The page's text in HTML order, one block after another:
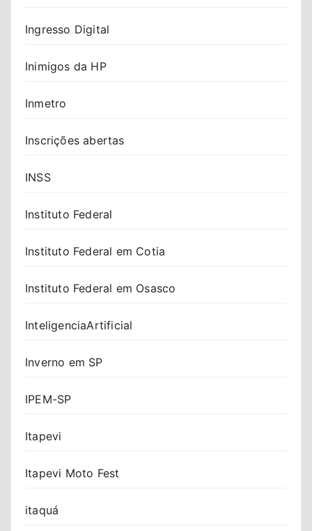
Ingresso Digital
Inimigos da HP
Inmetro
Inscrições abertas
INSS
Instituto Federal
Instituto Federal em Cotia
Instituto Federal em Osasco
InteligenciaArtificial
Inverno em SP
IPEM-SP
Itapevi
Itapevi Moto Fest
itaquá